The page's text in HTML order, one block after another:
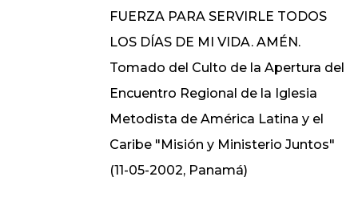
FUERZA PARA SERVIRLE TODOS
LOS DÍAS DE MI VIDA. AMÉN.
Tomado del Culto de la Apertura del
Encuentro Regional de la Iglesia
Metodista de América Latina y el
Caribe "Misión y Ministerio Juntos"
(11-05-2002, Panamá)